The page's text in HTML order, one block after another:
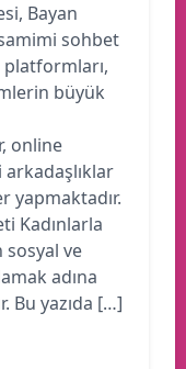
Bayan
sohbet
platformları,
büyük
online
arkadaşlıklar
yapmaktadır.
Kadınlarla
ve
adına
Bu yazıda […]